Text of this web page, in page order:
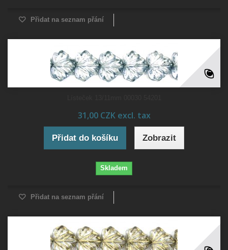
Přidat na seznam přání
31,00 CZK excl. tax
Přidat do košíku Zobrazit
Skladem
Přidat na seznam přání